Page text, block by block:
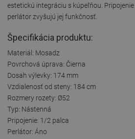
estetickú integráciu s kúpeľňou.
perlátor zvyšujú jej funkčnosť.
Špecifikácia produktu:
Materiál: Mosadz
Povrchová úprava: Čierna
Dosah výlevky: 174 mm
Vzdialenosť od steny: 184 cm
Rozmery rozety: Ø52
Typ: Nástenná
Pripojenie: 1/2 palca
Perlátor: Áno